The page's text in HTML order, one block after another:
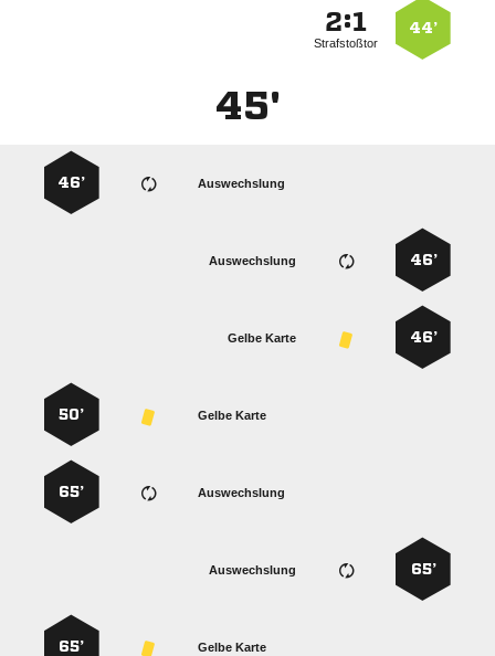
44’
:
Strafstoßtor
45'
Auswechslung
46’
46’
Auswechslung
46’
Gelbe Karte
Gelbe Karte
50’
Auswechslung
65’
65’
Auswechslung
Gelbe Karte
65’